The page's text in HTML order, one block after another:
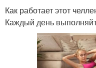
Как работает этот
Каждый день